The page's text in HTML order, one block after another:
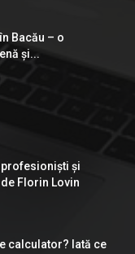
Bacău – o
şi...
profesionişti şi
Florin Lovin
calculator? Iată ce